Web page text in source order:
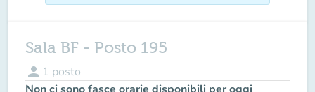
Sala BF - Posto 195
person 1 posto